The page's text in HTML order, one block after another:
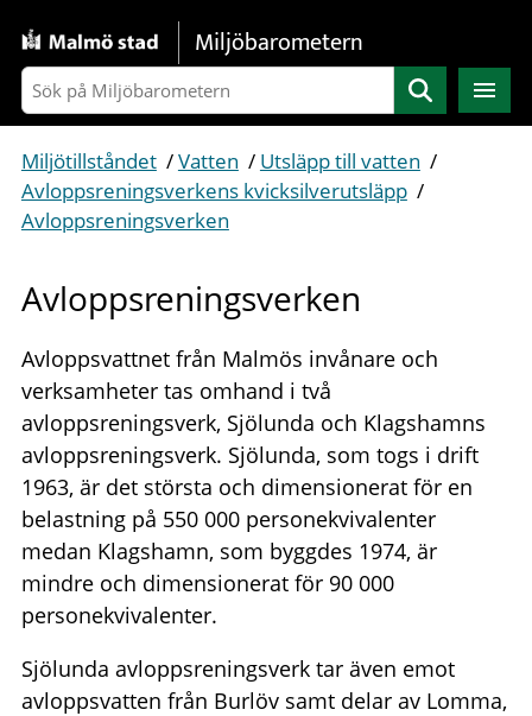
Gå direkt till sidans innehåll
Miljöbarometern
Sök
Miljötillståndet /Vatten / Utsläpp till vatten /
Avloppsreningsverkens kvicksilverutsläpp /
Avloppsreningsverken
Avloppsreningsverken
Avloppsvattnet från Malmös invånare och
verksamheter tas omhand i två
avloppsreningsverk, Sjölunda och Klagshamns
avloppsreningsverk. Sjölunda, som togs i drift
1963, är det största och dimensionerat för en
belastning på 550 000 personekvivalenter
medan Klagshamn, som byggdes 1974, är
mindre och dimensionerat för 90 000
personekvivalenter.
Sjölunda avloppsreningsverk tar även emot
avloppsvatten från Burlöv samt delar av Lomma,